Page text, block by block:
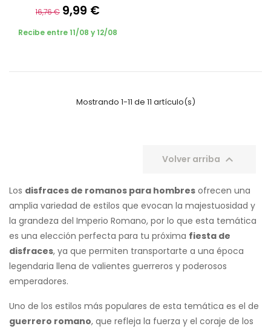
16,76 € 9,99 €
Recibe entre 11/08 y 12/08
Mostrando 1-11 de 11 artículo(s)
Volver arriba 
Los disfraces de romanos para hombres ofrecen una
amplia variedad de estilos que evocan la majestuosidad y
la grandeza del Imperio Romano, por lo que esta temática
es una elección perfecta para tu próxima fiesta de
disfraces, ya que permiten transportarte a una época
legendaria llena de valientes guerreros y poderosos
emperadores.
Uno de los estilos más populares de esta temática es el de
guerrero romano, que refleja la fuerza y el coraje de los